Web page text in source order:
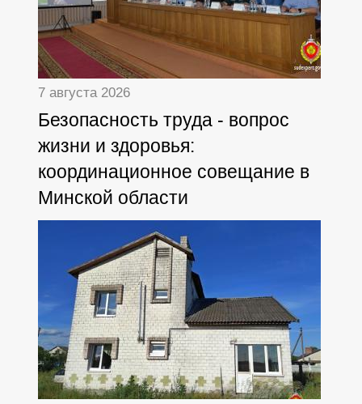
7 августа 2026
Безопасность труда - вопрос
жизни и здоровья:
координационное совещание в
Минской области